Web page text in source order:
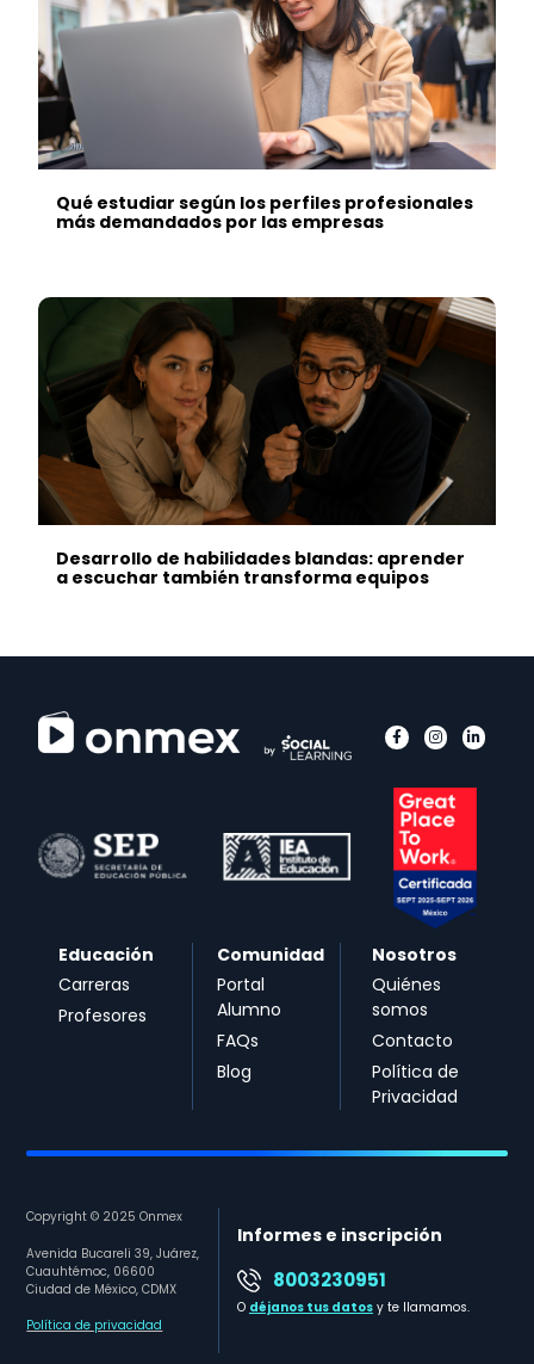
Qué estudiar según los perfiles profesionales
más demandados por las empresas
Desarrollo de habilidades blandas: aprender
a escuchar también transforma equipos
Educación
Carreras
Profesores
Comunidad
Portal
Alumno
FAQs
Blog
Nosotros
Quiénes
somos
Contacto
Política de
Privacidad
Copyright © 2025 Onmex
Avenida Bucareli 39, Juárez,
Cuauhtémoc, 06600
Ciudad de México, CDMX
Política de privacidad
Informes e inscripción
8003230951
O déjanos tus datosy te llamamos.